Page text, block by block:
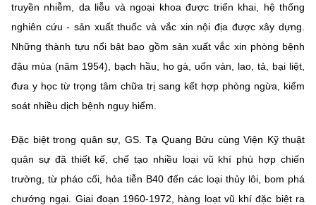
truyền nhiễm, da liễu và ngoại khoa được triển khai, hệ thống
nghiên cứu - sản xuất thuốc và vắc xin nội địa được xây dựng.
Những thành tựu nổi bật bao gồm sản xuất vắc xin phòng bệnh
đậu mùa (năm 1954), bạch hầu, ho gà, uốn ván, lao, tả, bại liệt,
đưa y học từ trọng tâm chữa trị sang kết hợp phòng ngừa, kiểm
soát nhiều dịch bệnh nguy hiểm.
Đặc biệt trong quân sự, GS. Tạ Quang Bửu cùng Viện Kỹ thuật
quân sự đã thiết kế, chế tạo nhiều loại vũ khí phù hợp chiến
trường, từ pháo cối, hỏa tiễn B40 đến các loại thủy lôi, bom phá
chướng ngại. Giai đoạn 1960-1972, hàng loạt vũ khí đặc biệt ra